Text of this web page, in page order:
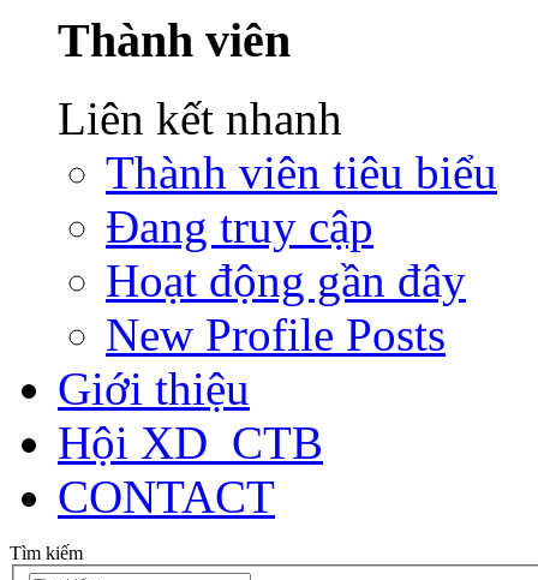
Thành viên
Liên kết nhanh
Thành viên tiêu biểu
Đang truy cập
Hoạt động gần đây
New Profile Posts
Giới thiệu
Hội XD_CTB
CONTACT
Tìm kiếm